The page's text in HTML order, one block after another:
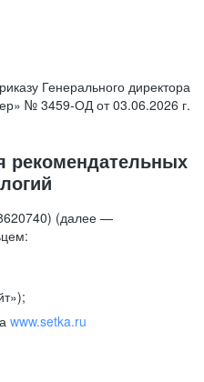
Генерального директора
№ 3459-ОД от 03.06.2026 г.
рекомендательных
(далее —
www.setka.ru